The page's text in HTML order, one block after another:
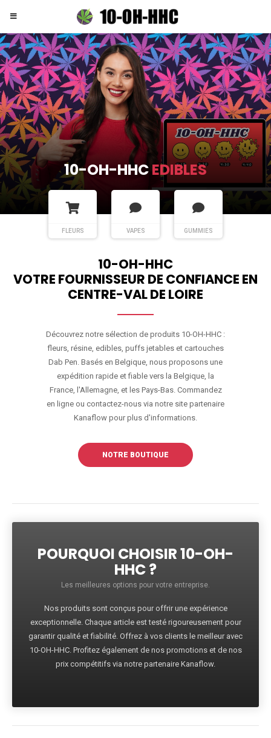
10-OH-HHCEDIBLES
FLEURS VAPES GUMMIES
10-OH-HHC
VOTRE FOURNISSEUR DE CONFIANCE EN
CENTRE-VAL DE LOIRE
Découvrez notre sélection de produits 10-OH-HHC :
fleurs, résine, edibles, puffs jetables et cartouches
Dab Pen. Basés en Belgique, nous proposons une
expédition rapide et fiable vers la Belgique, la
France, l'Allemagne, et les Pays-Bas. Commandez
en ligne ou contactez-nous via notre site partenaire
Kanaflow pour plus d'informations.
NOTRE BOUTIQUE
POURQUOI CHOISIR 10-OH-
HHC ?
Les meilleures options pour votre entreprise.
Nos produits sont conçus pour offrir une expérience
exceptionnelle. Chaque article est testé rigoureusement pour
garantir qualité et fiabilité. Offrez à vos clients le meilleur avec
10-OH-HHC. Profitez également de nos promotions et de nos
prix compétitifs via notre partenaire Kanaflow.